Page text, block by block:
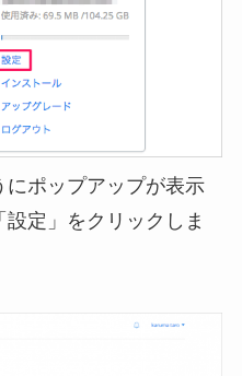
にポップアップが表示
定」をクリックしま